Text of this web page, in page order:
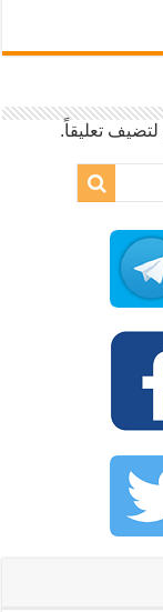
لتضيف تعليقاً.